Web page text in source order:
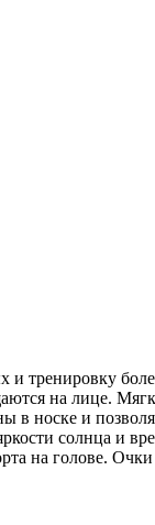
и тренировку
на лице.
в носке и
солнца и
на голове.